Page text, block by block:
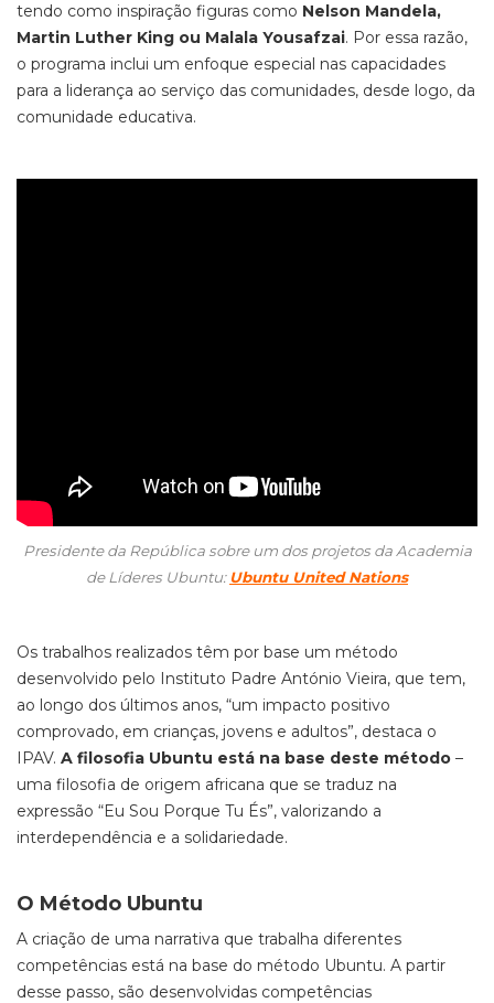
tendo como inspiração figuras como Nelson Mandela,
Martin Luther King ou Malala Yousafzai. Por essa razão,
o programa inclui um enfoque especial nas capacidades
para a liderança ao serviço das comunidades, desde logo, da
comunidade educativa.
Presidente da República sobre um dos projetos da Academia
de Líderes Ubuntu:Ubuntu United Nations
Os trabalhos realizados têm por base um método
desenvolvido pelo Instituto Padre António Vieira, que tem,
ao longo dos últimos anos, “um impacto positivo
comprovado, em crianças, jovens e adultos”, destaca o
IPAV. A filosofia Ubuntu está na base deste método –
uma filosofia de origem africana que se traduz na
expressão “Eu Sou Porque Tu És”, valorizando a
interdependência e a solidariedade.
O Método Ubuntu
A criação de uma narrativa que trabalha diferentes
competências está na base do método Ubuntu. A partir
desse passo, são desenvolvidas competências